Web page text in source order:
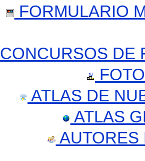
FORMULARIO
CONCURSOS DE
ATLAS DE
ATLAS
AUTORES